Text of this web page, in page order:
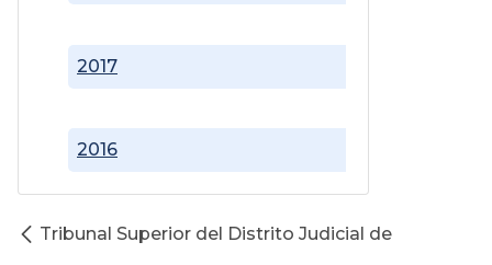
2016
2017
Tribunal Superior del Distrito Judicial de